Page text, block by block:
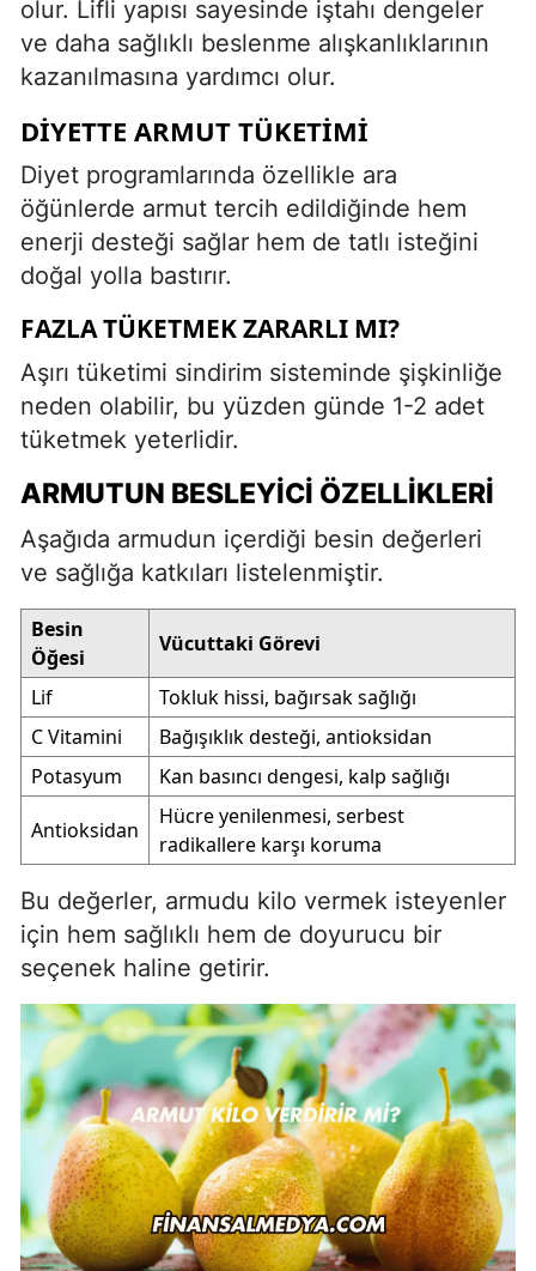
olur. Lifli yapısı sayesinde iştahı dengeler
ve daha sağlıklı beslenme alışkanlıklarının
kazanılmasına yardımcı olur.
DIYETTE ARMUT TÜKETIMI
Diyet programlarında özellikle ara
öğünlerde armut tercih edildiğinde hem
enerji desteği sağlar hem de tatlı isteğini
doğal yolla bastırır.
FAZLA TÜKETMEK ZARARLI MI?
Aşırı tüketimi sindirim sisteminde şişkinliğe
neden olabilir, bu yüzden günde 1-2 adet
tüketmek yeterlidir.
ARMUTUN BESLEYICI ÖZELLIKLERI
Aşağıda armudun içerdiği besin değerleri
ve sağlığa katkıları listelenmiştir.
Besin
Öğesi
Vücuttaki Görevi
Lif
Tokluk hissi, bağırsak sağlığı
C Vitamini
Bağışıklık desteği, antioksidan
Potasyum
Kan basıncı dengesi, kalp sağlığı
Antioksidan
Hücre yenilenmesi, serbest
radikallere karşı koruma
Bu değerler, armudu kilo vermek isteyenler
için hem sağlıklı hem de doyurucu bir
seçenek haline getirir.